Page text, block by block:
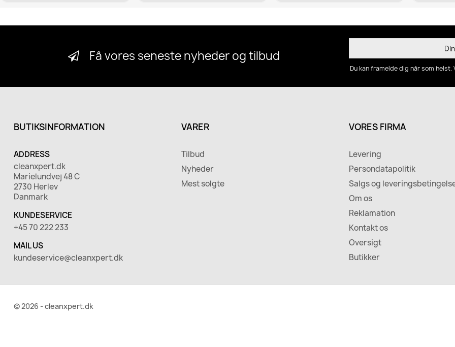
Få vores seneste nyheder og tilbud
Du kan framelde dig når som
BUTIKSINFORMATION
ADDRESS
cleanxpert.dk
Marielundvej 48 C
2730 Herlev
Danmark
KUNDESERVICE
+45 70 222 233
MAIL US
kundeservice@cleanxpert.dk
VARER
Tilbud
Nyheder
Mest solgte
VORES FIRMA
Levering
Persondatapolitik
Salgs og
Om os
Reklamation
Kontakt os
Oversigt
Butikker
© 2026 - cleanxpert.dk